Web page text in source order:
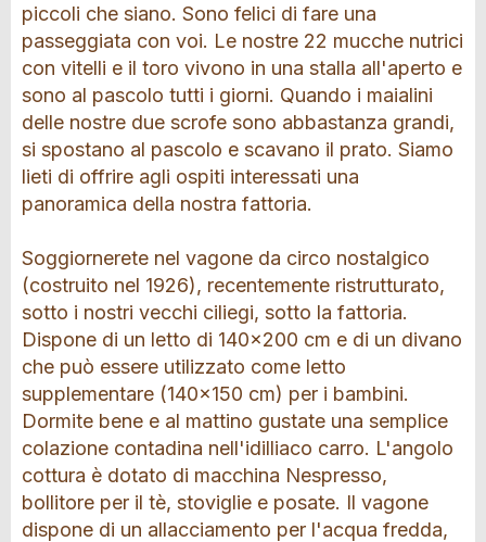
piccoli che siano. Sono felici di fare una
passeggiata con voi. Le nostre 22 mucche nutrici
con vitelli e il toro vivono in una stalla all'aperto e
sono al pascolo tutti i giorni. Quando i maialini
delle nostre due scrofe sono abbastanza grandi,
si spostano al pascolo e scavano il prato. Siamo
lieti di offrire agli ospiti interessati una
panoramica della nostra fattoria.
Soggiornerete nel vagone da circo nostalgico
(costruito nel 1926), recentemente ristrutturato,
sotto i nostri vecchi ciliegi, sotto la fattoria.
Dispone di un letto di 140x200 cm e di un divano
che può essere utilizzato come letto
supplementare (140x150 cm) per i bambini.
Dormite bene e al mattino gustate una semplice
colazione contadina nell'idilliaco carro. L'angolo
cottura è dotato di macchina Nespresso,
bollitore per il tè, stoviglie e posate. Il vagone
dispone di un allacciamento per l'acqua fredda,